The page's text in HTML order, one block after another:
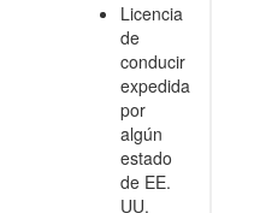
Licencia
de
conducir
expedida
por
algún
estado
de EE.
UU.